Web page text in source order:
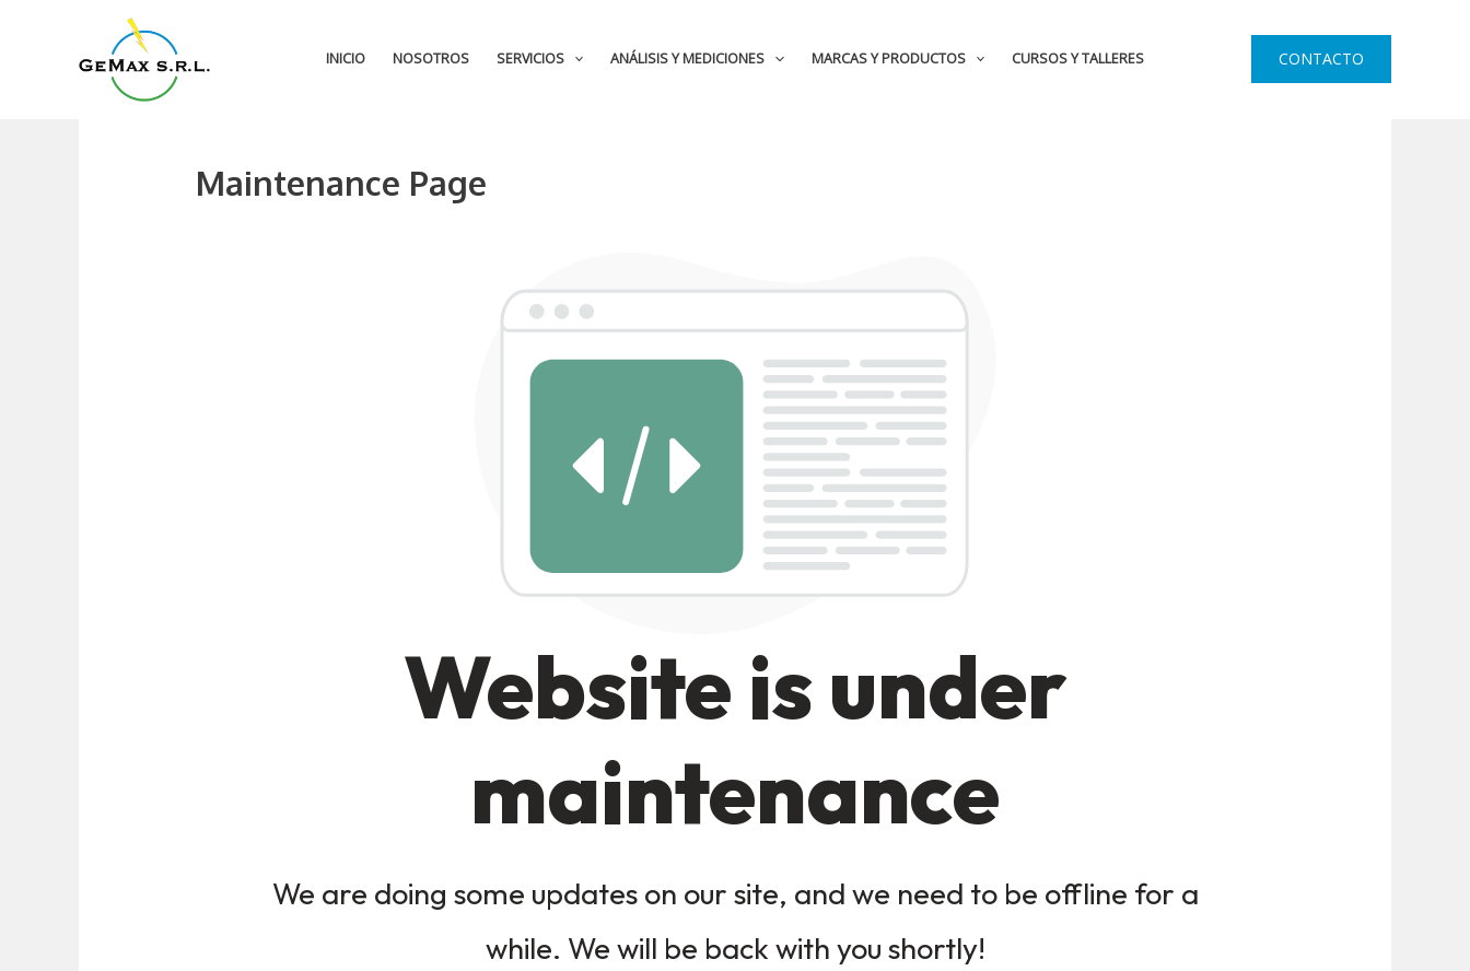
contenido
INICIO NOSOTROS SERVICIOS ANÁLISIS Y MEDICIONES MARCAS Y PRODUCTOS CURSOS Y TALLERES CONTACTO
Maintenance Page
Website is under
maintenance
We are doing some updates on our site, and we need to be offline for a
while. We will be back with you shortly!